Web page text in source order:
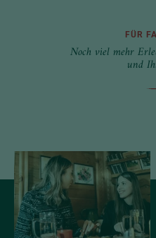
FÜR
Noch viel mehr
und